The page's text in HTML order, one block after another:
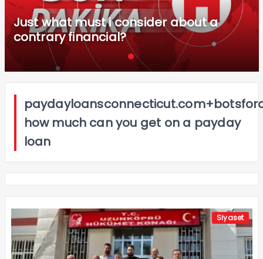
Just what must i consider about a
contrary financial?
how much can you get on a payday
loan
Siyaset